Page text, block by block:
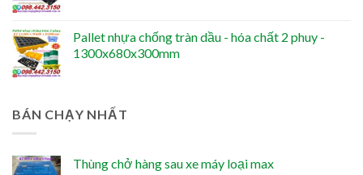
Pallet nhựa chống tràn dầu - hóa chất 2 phuy -
1300x680x300mm
BÁN CHẠY NHẤT
Thùng chở hàng sau xe máy loại max